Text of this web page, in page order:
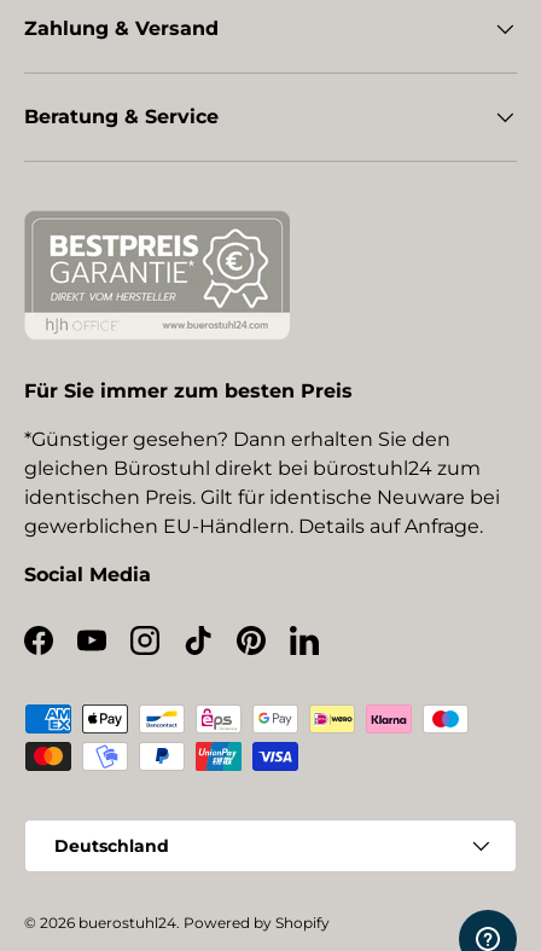
Zahlung & Versand
Beratung & Service
Für Sie immer zum besten Preis
*Günstiger gesehen? Dann erhalten Sie den
gleichen Bürostuhl direkt bei bürostuhl24 zum
identischen Preis. Gilt für identische Neuware bei
gewerblichen EU-Händlern. Details auf Anfrage.
Social Media
Facebook
YouTubeInstagram
TikTokPinterestLinkedIn
Zahlungsmethoden
Deutschland
© 2026 buerostuhl24. Powered by Shopify